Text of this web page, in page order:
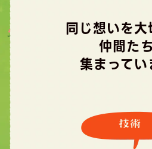
同じ想いを大
仲間た
集まってい